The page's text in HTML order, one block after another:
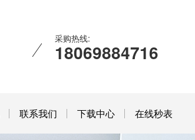
采购热线:
18069884716
联系我们 下载中心 在线秒表